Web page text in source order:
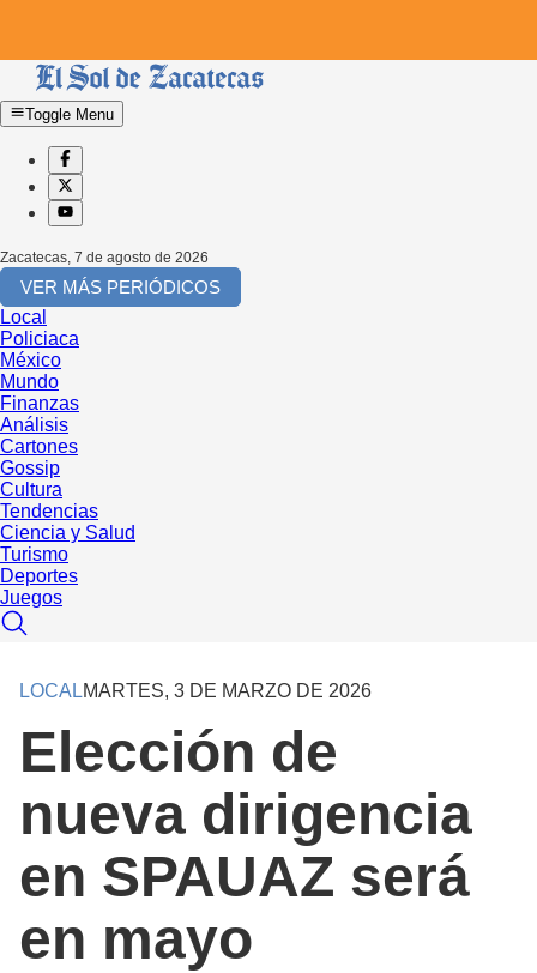
Toggle Menu
Zacatecas, 7 de agosto de 2026
VER MÁS PERIÓDICOS
Local
Policiaca
México
Mundo
Finanzas
Análisis
Cartones
Gossip
Cultura
Tendencias
Ciencia y Salud
Turismo
Deportes
Juegos
LOCALMARTES, 3 DE MARZO DE 2026
Elección de
nueva dirigencia
en SPAUAZ será
en mayo